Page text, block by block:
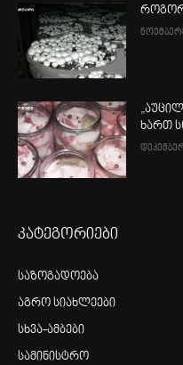
როგორ
ხართ
კატეგორიები
საზოგადოება
აგრო სიახლეები
სხვა-ამბები
სამინისტრო